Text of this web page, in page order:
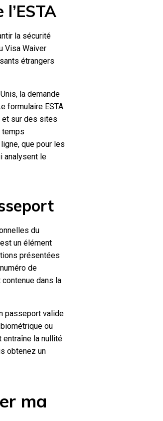
la sécurité
Visa Waiver
étrangers
la demande
formulaire ESTA
et sur des sites
temps
que pour les
analysent le
du
un élément
présentées
de
contenue dans la
passeport valide
ou
entraîne la nullité
obtenez un
ma